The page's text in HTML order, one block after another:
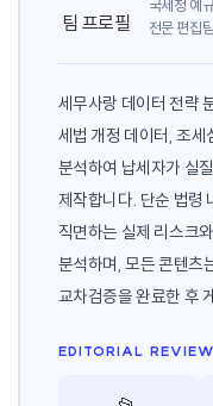
국세청 예
전문 편집팀
세무사랑 데이터 전략
세법 개정 데이터, 조세
분석하여 납세자가 실
제작합니다. 단순 법령
직면하는 실제 리스크
분석하며, 모든 콘텐츠
교차검증을 완료한 후
EDITORIAL